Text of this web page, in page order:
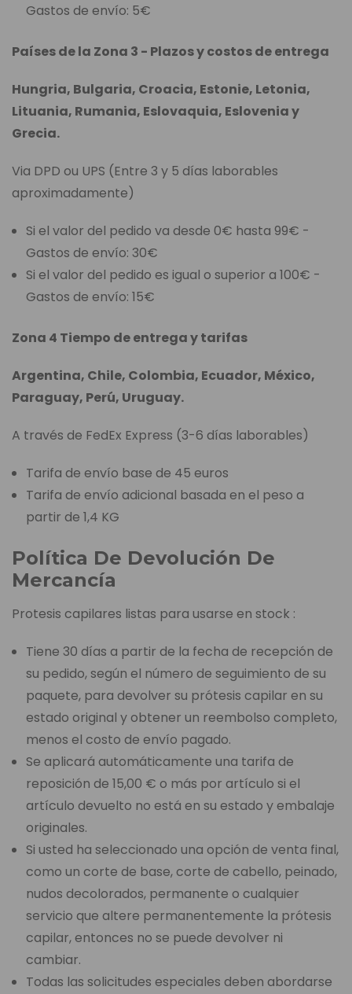
Gastos de envío: 5€
Países de la Zona 3 - Plazos y costos de entrega
Hungria, Bulgaria, Croacia, Estonie, Letonia,
Lituania, Rumania, Eslovaquia, Eslovenia y
Grecia.
Via DPD ou UPS (Entre 3 y 5 días laborables
aproximadamente)
Si el valor del pedido va desde 0€ hasta 99€ -
Gastos de envío: 30€
Si el valor del pedido es igual o superior a 100€ -
Gastos de envío: 15€
Zona 4 Tiempo de entrega y tarifas
Argentina, Chile, Colombia, Ecuador, México,
Paraguay, Perú, Uruguay.
A través de FedEx Express (3-6 días laborables)
Tarifa de envío base de 45 euros
Tarifa de envío adicional basada en el peso a
partir de 1,4 KG
Política De Devolución De
Mercancía
Protesis capilares listas para usarse en stock :
Tiene 30 días a partir de la fecha de recepción de
su pedido, según el número de seguimiento de su
paquete, para devolver su prótesis capilar en su
estado original y obtener un reembolso completo,
menos el costo de envío pagado.
Se aplicará automáticamente una tarifa de
reposición de 15,00 € o más por artículo si el
artículo devuelto no está en su estado y embalaje
originales.
Si usted ha seleccionado una opción de venta final,
como un corte de base, corte de cabello, peinado,
nudos decolorados, permanente o cualquier
servicio que altere permanentemente la prótesis
capilar, entonces no se puede devolver ni
cambiar.
Todas las solicitudes especiales deben abordarse